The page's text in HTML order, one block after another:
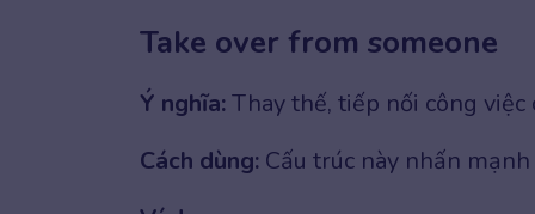
Take over from someone
Ý nghĩa:Thay thế, tiếp nối công việc
Cách dùng: Cấu trúc này nhấn